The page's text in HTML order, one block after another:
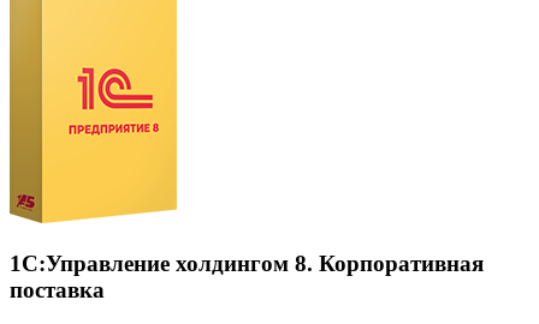
1С:Управление холдингом 8. Корпоративная
поставка